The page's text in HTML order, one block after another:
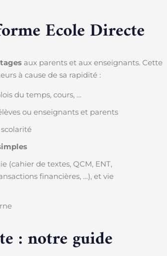
Ecole Directe
aux parents et aux enseignants. Cette
à cause de sa rapidité :
du temps, cours, …
ou enseignants et parents
(cahier de textes, QCM, ENT,
financières, …), et vie
: notre guide